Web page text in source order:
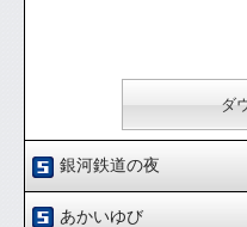
ダ
銀河鉄道の夜
あかいゆび